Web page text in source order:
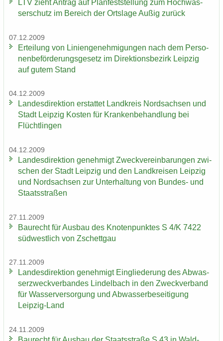
LTV zieht An­trag auf Plan­fest­stel­lung zum Hoch­was­
ser­schutz im Be­reich der Orts­la­ge Außig zu­rück
07.12.2009
Er­tei­lung von Li­ni­en­ge­neh­mi­gun­gen nach dem Per­so­
nen­be­för­de­rungs­ge­setz im Di­rek­ti­ons­be­zirk Leip­zig
auf gutem Stand
04.12.2009
Lan­des­di­rek­ti­on er­stat­tet Land­kreis Nord­sach­sen und
Stadt Leip­zig Kos­ten für Kran­ken­be­hand­lung bei
Flücht­lin­gen
04.12.2009
Lan­des­di­rek­ti­on ge­neh­migt Zweck­ver­ein­ba­run­gen zwi­
schen der Stadt Leip­zig und den Land­krei­sen Leip­zig
und Nord­sach­sen zur Un­ter­hal­tung von Bundes-​ und
Staats­stra­ßen
27.11.2009
Bau­recht für Aus­bau des Kno­ten­punk­tes S 4/K 7422
süd­west­lich von Zschett­gau
27.11.2009
Lan­des­di­rek­ti­on ge­neh­migt Ein­glie­de­rung des Ab­was­
ser­zweck­ver­ban­des Lindel­bach in den Zweck­ver­band
für Was­ser­ver­sor­gung und Ab­was­ser­be­sei­ti­gung
Leipzig-​Land
24.11.2009